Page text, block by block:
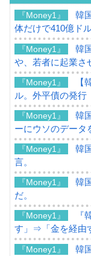
『Money1』
韓
体だけで410億ド
『Money1』
韓
や、若者に起業さ
『Money1』
【
ル。外平債の発行
『Money1』
韓
ーにウソのデータ
『Money1』
韓
言。
『Money1』
韓
だ。
『Money1』
『
す」⇒「金を経由
『Money1』
韓